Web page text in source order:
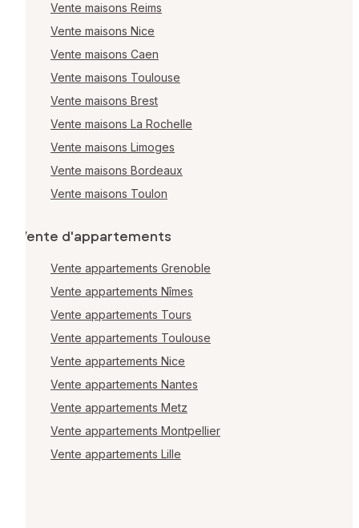
Vente maisons Reims
Vente maisons Nice
Vente maisons Caen
Vente maisons Toulouse
Vente maisons Brest
Vente maisons La Rochelle
Vente maisons Limoges
Vente maisons Bordeaux
Vente maisons Toulon
Vente d'appartements
Vente appartements Grenoble
Vente appartements Nîmes
Vente appartements Tours
Vente appartements Toulouse
Vente appartements Nice
Vente appartements Nantes
Vente appartements Metz
Vente appartements Montpellier
Vente appartements Lille